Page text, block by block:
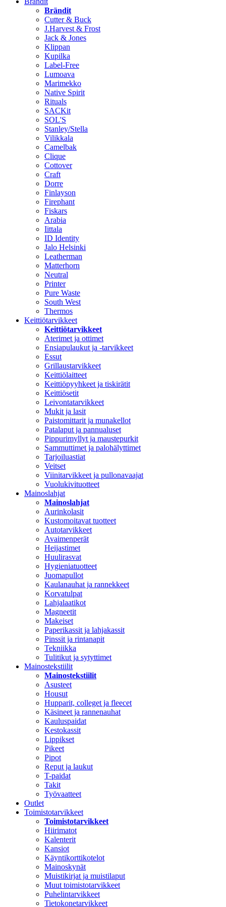
Brändit
Cutter & Buck
J.Harvest & Frost
Jack & Jones
Klippan
Kupilka
Label-Free
Lumoava
Marimekko
Native Spirit
Rituals
SACKit
SOL'S
Stanley/Stella
Vilikkala
Camelbak
Clique
Cottover
Craft
Dorre
Finlayson
Firephant
Fiskars
Arabia
Iittala
ID Identity
Jalo Helsinki
Leatherman
Matterhorn
Neutral
Printer
Pure Waste
South West
Thermos
Keittiötarvikkeet
Keittiötarvikkeet
Aterimet ja ottimet
Ensiapulaukut ja -tarvikkeet
Essut
Grillaustarvikkeet
Keittiölaitteet
Keittiöpyyhkeet ja tiskirätit
Keittiösetit
Leivontatarvikkeet
Mukit ja lasit
Paistomittarit ja munakellot
Patalaput ja pannualuset
Pippurimyllyt ja maustepurkit
Sammuttimet ja palohälyttimet
Tarjoiluastiat
Veitset
Viinitarvikkeet ja pullonavaajat
Vuolukivituotteet
Mainoslahjat
Mainoslahjat
Aurinkolasit
Kustomoitavat tuotteet
Autotarvikkeet
Avaimenperät
Heijastimet
Huulirasvat
Hygieniatuotteet
Juomapullot
Kaulanauhat ja rannekkeet
Korvatulpat
Lahjalaatikot
Magneetit
Makeiset
Paperikassit ja lahjakassit
Pinssit ja rintanapit
Tekniikka
Tulitikut ja sytyttimet
Mainostekstiilit
Mainostekstiilit
Asusteet
Housut
Hupparit, colleget ja fleecet
Käsineet ja rannenauhat
Kauluspaidat
Kestokassit
Lippikset
Pikeet
Pipot
Reput ja laukut
T-paidat
Takit
Työvaatteet
Outlet
Toimistotarvikkeet
Toimistotarvikkeet
Hiirimatot
Kalenterit
Kansiot
Käyntikorttikotelot
Mainoskynät
Muistikirjat ja muistilaput
Muut toimistotarvikkeet
Puhelintarvikkeet
Tietokonetarvikkeet